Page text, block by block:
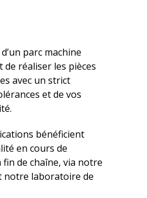
parc machine
réaliser les pièces
avec un strict
et de vos
bénéficient
en cours de
de chaîne, via notre
notre laboratoire de